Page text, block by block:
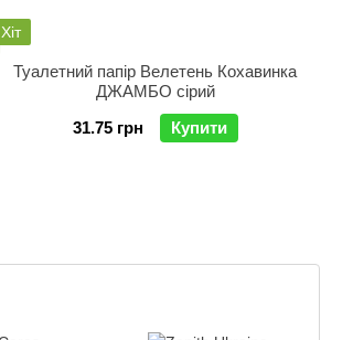
Хіт
Туалетний папір Велетень Кохавинка
ДЖАМБО сірий
31.75 грн
Купити